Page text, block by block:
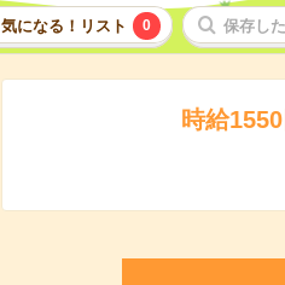
気になる！リスト 0 保存し
時給